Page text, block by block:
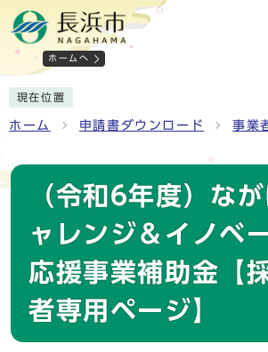
ホームへ
現在位置
ホーム 申請書ダウンロード 事業
（令和6年度）な
ャレンジ＆イノベ
応援事業補助金【
者専用ページ】